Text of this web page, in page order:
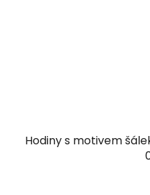
Hodiny s motivem